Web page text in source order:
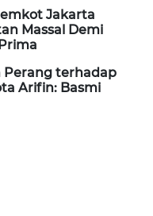
Jakarta
Massal Demi
Perang terhadap
Arifin: Basmi